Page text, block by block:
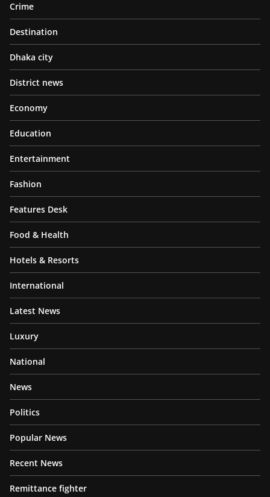
Crime
Destination
Dhaka city
District news
Economy
Education
Entertainment
Fashion
Features Desk
Food & Health
Hotels & Resorts
International
Latest News
Luxury
National
News
Politics
Popular News
Recent News
Remittance fighter